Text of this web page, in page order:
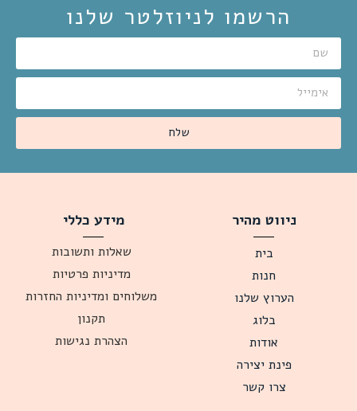
הרשמו לניוזלטר שלנו
שלח
ניווט מהיר
בית
חנות
הערוץ שלנו
בלוג
אודות
פינת יצירה
צרו קשר
מידע כללי
שאלות ותשובות
מדיניות פרטיות
משלוחים ומדיניות החזרות
תקנון
הצהרת נגישות